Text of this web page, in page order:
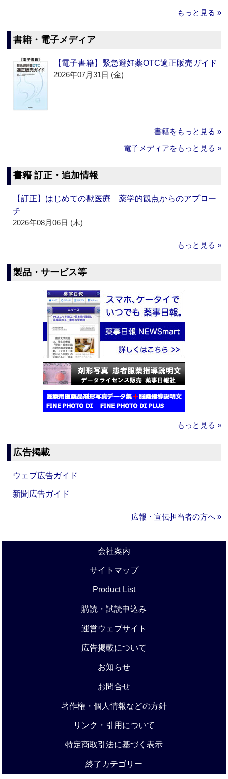
もっと見る »
書籍・電子メディア
【電子書籍】緊急避妊薬OTC適正販売ガイド
2026年07月31日 (金)
書籍をもっと見る »
電子メディアをもっと見る »
書籍 訂正・追加情報
【訂正】はじめての獣医療 薬学的観点からのアプロー
チ
2026年08月06日 (木)
もっと見る »
製品・サービス等
もっと見る »
広告掲載
ウェブ広告ガイド
新聞広告ガイド
広報・宣伝担当者の方へ »
会社案内
サイトマップ
Product List
購読・試読申込み
運営ウェブサイト
広告掲載について
お知らせ
お問合せ
著作権・個人情報などの方針
リンク・引用について
特定商取引法に基づく表示
終了カテゴリー